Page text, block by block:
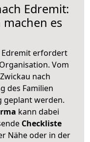
Edremit:
es
Edremit erfordert
Vom
nach
des Familien
geplant werden.
kann dabei
Checkliste
Nähe oder in der